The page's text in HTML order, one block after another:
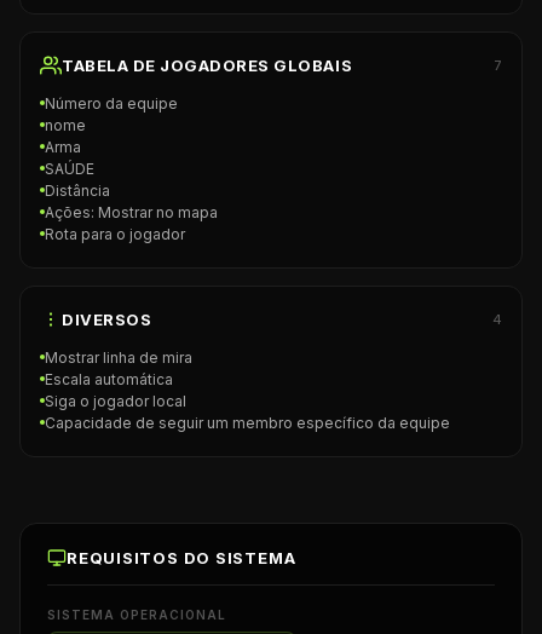
TABELA DE JOGADORES GLOBAIS 7
Número da equipe
nome
Arma
SAÚDE
Distância
Ações: Mostrar no mapa
Rota para o jogador
DIVERSOS 4
Mostrar linha de mira
Escala automática
Siga o jogador local
Capacidade de seguir um membro específico da equipe
REQUISITOS DO SISTEMA
SISTEMA OPERACIONAL